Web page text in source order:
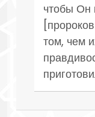
чтобы Он
том, чем